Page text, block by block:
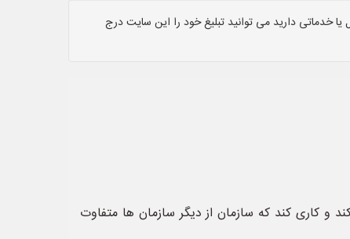
خدماتی دارید می توانید تبلیغ خود را این سایت درج
کاری کند که سازمان از دیگر سازمان ها متفاوت